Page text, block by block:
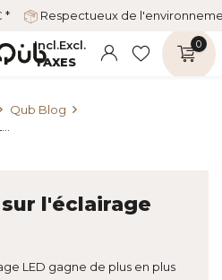
* Respectueux de
Incl.Excl.
TAXES
0
Qub Blog
l'éclairage
LED gagne de plus en plus